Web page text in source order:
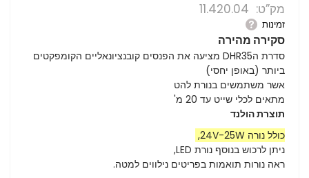
מק”ט 11.420.04
זמינות
סקירה מהירה
סדרת הDHR35 מציעה את הפנסים קובנציונאליים הקומפקטים
ביותר (באופן יחסי)
אשר משתמשים בנורת להט
מתאים לכלי שייט עד 20 מ'
תוצרת הולנד
כולל נורה 24V-25W,
ניתן לרכוש בנוסף נורת LED,
ראה נורות תואמות בפריטים נילווים למטה.